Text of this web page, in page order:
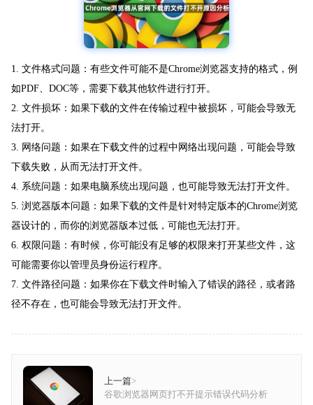
1. 文件格式问题：有些文件可能不是Chrome浏览器支持的格式，例
如PDF、DOC等，需要下载其他软件进行打开。
2. 文件损坏：如果下载的文件在传输过程中被损坏，可能会导致无
法打开。
3. 网络问题：如果在下载文件的过程中网络出现问题，可能会导致
下载失败，从而无法打开文件。
4. 系统问题：如果电脑系统出现问题，也可能导致无法打开文件。
5. 浏览器版本问题：如果下载的文件是针对特定版本的Chrome浏览
器设计的，而你的浏览器版本过低，可能也无法打开。
6. 权限问题：有时候，你可能没有足够的权限来打开某些文件，这
可能需要你以管理员身份运行程序。
7. 文件路径问题：如果你在下载文件时输入了错误的路径，或者路
径不存在，也可能会导致无法打开文件。
上一篇>
谷歌浏览器网页打不开提示错误代码分析